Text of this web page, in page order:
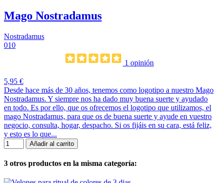
Mago Nostradamus
Nostradamus
010
1 opinión
5,95 €
Desde hace más de 30 años, tenemos como logotipo a nuestro Mago
Nostradamus. Y siempre nos ha dado muy buena suerte y ayudado
en todo. Es por ello, que os ofrecemos el logotipo que utilizamos, el
mago Nostradamus, para que os de buena suerte y ayude en vuestro
negocio, consulta, hogar, despacho. Si os fijáis en su cara, está feliz,
y esto es lo que...
Añadir al carrito
3 otros productos en la misma categoría: